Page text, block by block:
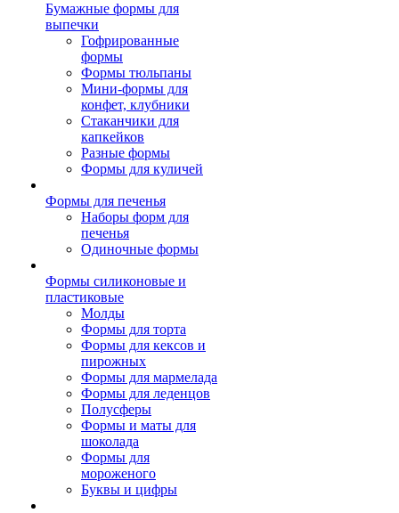
Бумажные формы для
выпечки
Гофрированные
формы
Формы тюльпаны
Мини-формы для
конфет, клубники
Стаканчики для
капкейков
Разные формы
Формы для куличей
Формы для печенья
Наборы форм для
печенья
Одиночные формы
Формы силиконовые и
пластиковые
Молды
Формы для торта
Формы для кексов и
пирожных
Формы для мармелада
Формы для леденцов
Полусферы
Формы и маты для
шоколада
Формы для
мороженого
Буквы и цифры